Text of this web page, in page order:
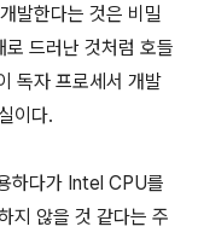
발한다는 것은 비밀
드러난 것처럼 호들
독자 프로세서 개발
이다.
하다가 Intel CPU를
지 않을 것 같다는 주